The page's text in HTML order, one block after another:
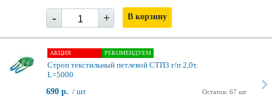
- + В корзину
АКЦИЯ РЕКОМЕНДУЕМ
Строп текстильный петлевой СТП3 г/п 2,0т.
L=5000
Остаток: 67 шт
690 р. / шт